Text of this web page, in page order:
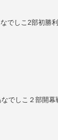
でしこ2部初勝